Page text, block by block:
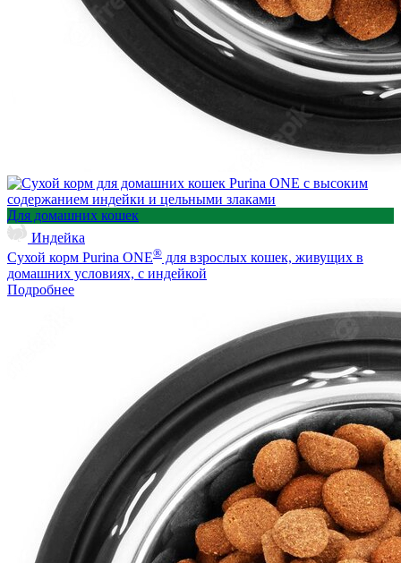
Для домашних кошек
Индейка
Сухой корм Purina ONE® для взрослых кошек, живущих в
домашних условиях, с индейкой
Подробнее